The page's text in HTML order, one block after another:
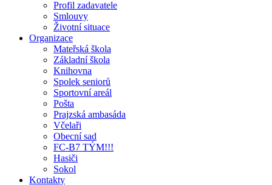
Profil zadavatele
Smlouvy
Životní situace
Organizace
Mateřská škola
Základní škola
Knihovna
Spolek seniorů
Sportovní areál
Pošta
Prajzská ambasáda
Včelaři
Obecní sad
FC-B7 TÝM!!!
Hasiči
Sokol
Kontakty